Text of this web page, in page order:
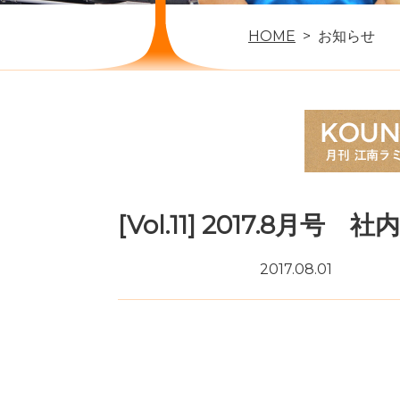
HOME お知らせ
[Vol.11] 2017.8月号 社
2017.08.01